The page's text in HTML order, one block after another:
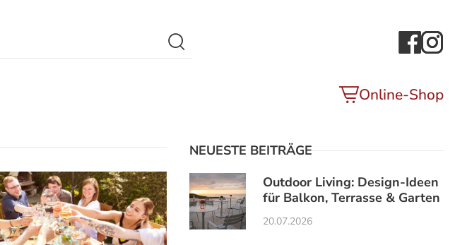
Online-Shop
NEUESTE BEITRÄGE
Outdoor Living: Design-Ideen
für Balkon, Terrasse & Garten
20.07.2026